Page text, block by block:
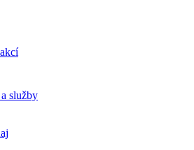
služby